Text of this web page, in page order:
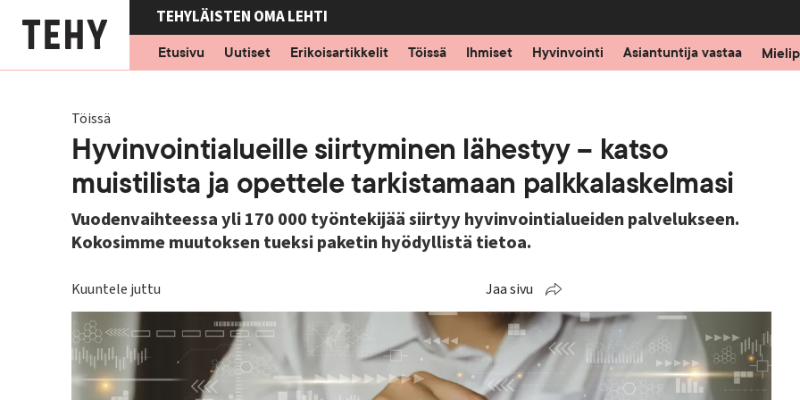
pääsisältöön
TEHYLÄISTEN OMA LEHTI
Etusivu
Uutiset Erikoisartikkelit Töissä Ihmiset Hyvinvointi Asiantuntija vastaa
Töissä
Hyvinvointialueille siirtyminen lähestyy – katso
muistilista ja opettele tarkistamaan palkkalaskelmasi
Vuodenvaihteessa yli 170 000 työntekijää siirtyy hyvinvointialueiden palvelukseen.
Kokosimme muutoksen tueksi paketin hyödyllistä tietoa.
Kuuntele juttu Jaa sivu